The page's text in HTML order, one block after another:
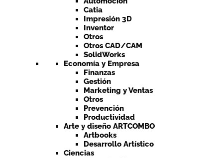
Catia
Impresión 3D
Inventor
Otros
Otros CAD/CAM
SolidWorks
Economía y Empresa
Finanzas
Gestión
Marketing y Ventas
Otros
Prevención
Productividad
Arte y diseño ARTCOMBO
Artbooks
Desarrollo Artístico
Ciencias